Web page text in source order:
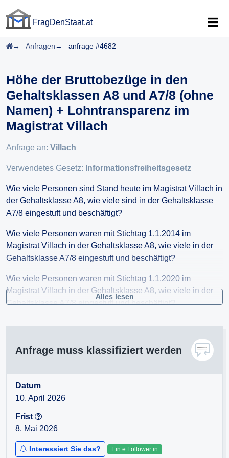
FragDenStaat.at
Startseite
Anfragen anfrage #4682
Höhe der Bruttobezüge in den
Gehaltsklassen A8 und A7/8 (ohne
Namen) + Lohntransparenz im
Magistrat Villach
Anfrage an: Villach
Verwendetes Gesetz: Informationsfreiheitsgesetz
Wie viele Personen sind Stand heute im Magistrat Villach in
der Gehaltsklasse A8, wie viele sind in der Gehaltsklasse
A7/8 eingestuft und beschäftigt?
Wie viele Personen waren mit Stichtag 1.1.2014 im
Magistrat Villach in der Gehaltsklasse A8, wie viele in der
Gehaltsklasse A7/8 eingestuft und beschäftigt?
Wie viele Personen waren mit Stichtag 1.1.2020 im
Magistrat Villach in der Gehaltsklasse A8, wie viele in der
Gehaltsklasse A7/8 eingestuft und beschäftigt?
Gehaltsklasse A7/8 eingestuft und beschäftigt?
Magistrat Villach in der Gehaltsklasse A8, wie viele in der
Gehaltsklasse A7/8 eingestuft und beschäftigt?
Wie viele Personen waren mit Stichtag 1.1.2024 im
Magistrat Villach in der Gehaltsklasse A8, wie viele in der
Alles lesen
Anfrage muss klassifiziert werden
Datum
10. April 2026
Frist
8. Mai 2026
Interessiert Sie das? Ein:e Follower:in